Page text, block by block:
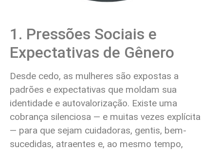
1. Pressões Sociais e
Expectativas de Gênero
Desde cedo, as mulheres são expostas a
padrões e expectativas que moldam sua
identidade e autovalorização. Existe uma
cobrança silenciosa — e muitas vezes explícita
— para que sejam cuidadoras, gentis, bem-
sucedidas, atraentes e, ao mesmo tempo,